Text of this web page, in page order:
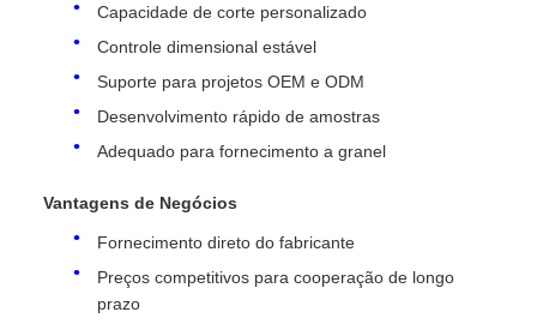
Capacidade de corte personalizado
Controle dimensional estável
Suporte para projetos OEM e ODM
Desenvolvimento rápido de amostras
Adequado para fornecimento a granel
Vantagens de Negócios
Fornecimento direto do fabricante
Preços competitivos para cooperação de longo
prazo